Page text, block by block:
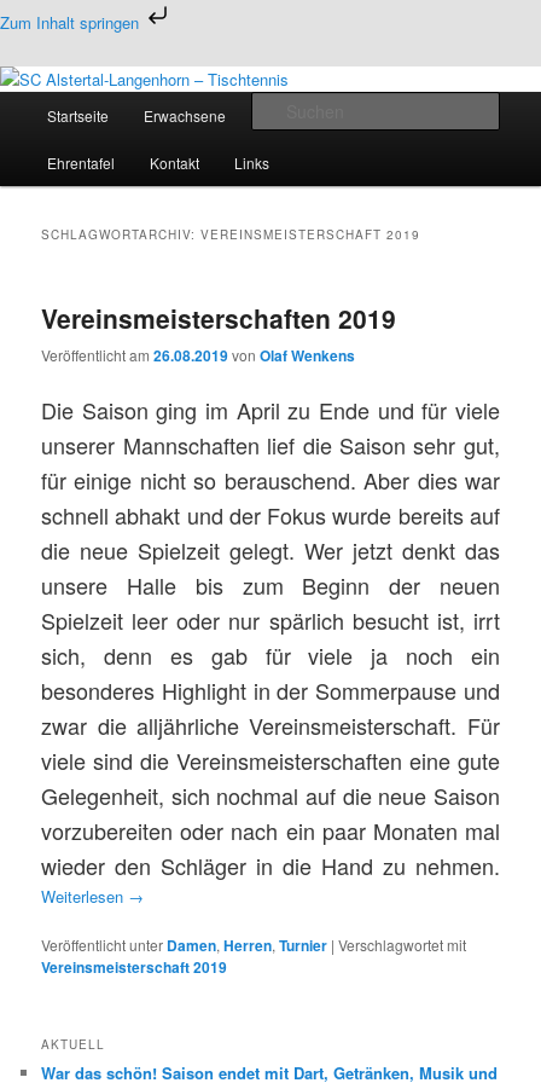
Zum
Inhalt
springen
Zum
Inhalt
springen
Zum Inhalt springen
SC Alstertal-Langenhorn –
Tischtennis in Hamburgs Norden
Startseite Erwachsene
Ehrentafel Kontakt Links
SCHLAGWORTARCHIV:VEREINSMEISTERSCHAFT 2019
Vereinsmeisterschaften 2019
Veröffentlicht am26.08.2019vonOlaf Wenkens
Die Saison ging im April zu Ende und für viele
unserer Mannschaften lief die Saison sehr gut,
für einige nicht so berauschend. Aber dies war
schnell abhakt und der Fokus wurde bereits auf
die neue Spielzeit gelegt. Wer jetzt denkt das
unsere Halle bis zum Beginn der neuen
Spielzeit leer oder nur spärlich besucht ist, irrt
sich, denn es gab für viele ja noch ein
besonderes Highlight in der Sommerpause und
zwar die alljährliche Vereinsmeisterschaft. Für
viele sind die Vereinsmeisterschaften eine gute
Gelegenheit, sich nochmal auf die neue Saison
vorzubereiten oder nach ein paar Monaten mal
wieder den Schläger in die Hand zu nehmen.
Weiterlesen →
Veröffentlicht unter Damen,Herren,Turnier |Verschlagwortet mit
Vereinsmeisterschaft 2019
AKTUELL
War das schön! Saison endet mit Dart, Getränken, Musik und